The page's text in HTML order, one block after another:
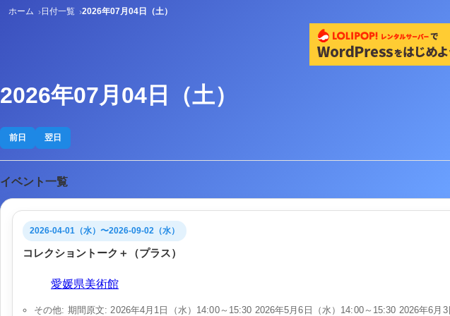
ホーム 日付一覧 2026年07月04日（土）
2026年07月04日（土）
前日 翌日
イベント一覧
2026-04-01（水）〜2026-09-02（水）
コレクショントーク＋（プラス）
愛媛県美術館
その他: 期間原文: 2026年4月1日（水）14:00～15:30 2026年5月6日（水）14:00～15:30 2026年6